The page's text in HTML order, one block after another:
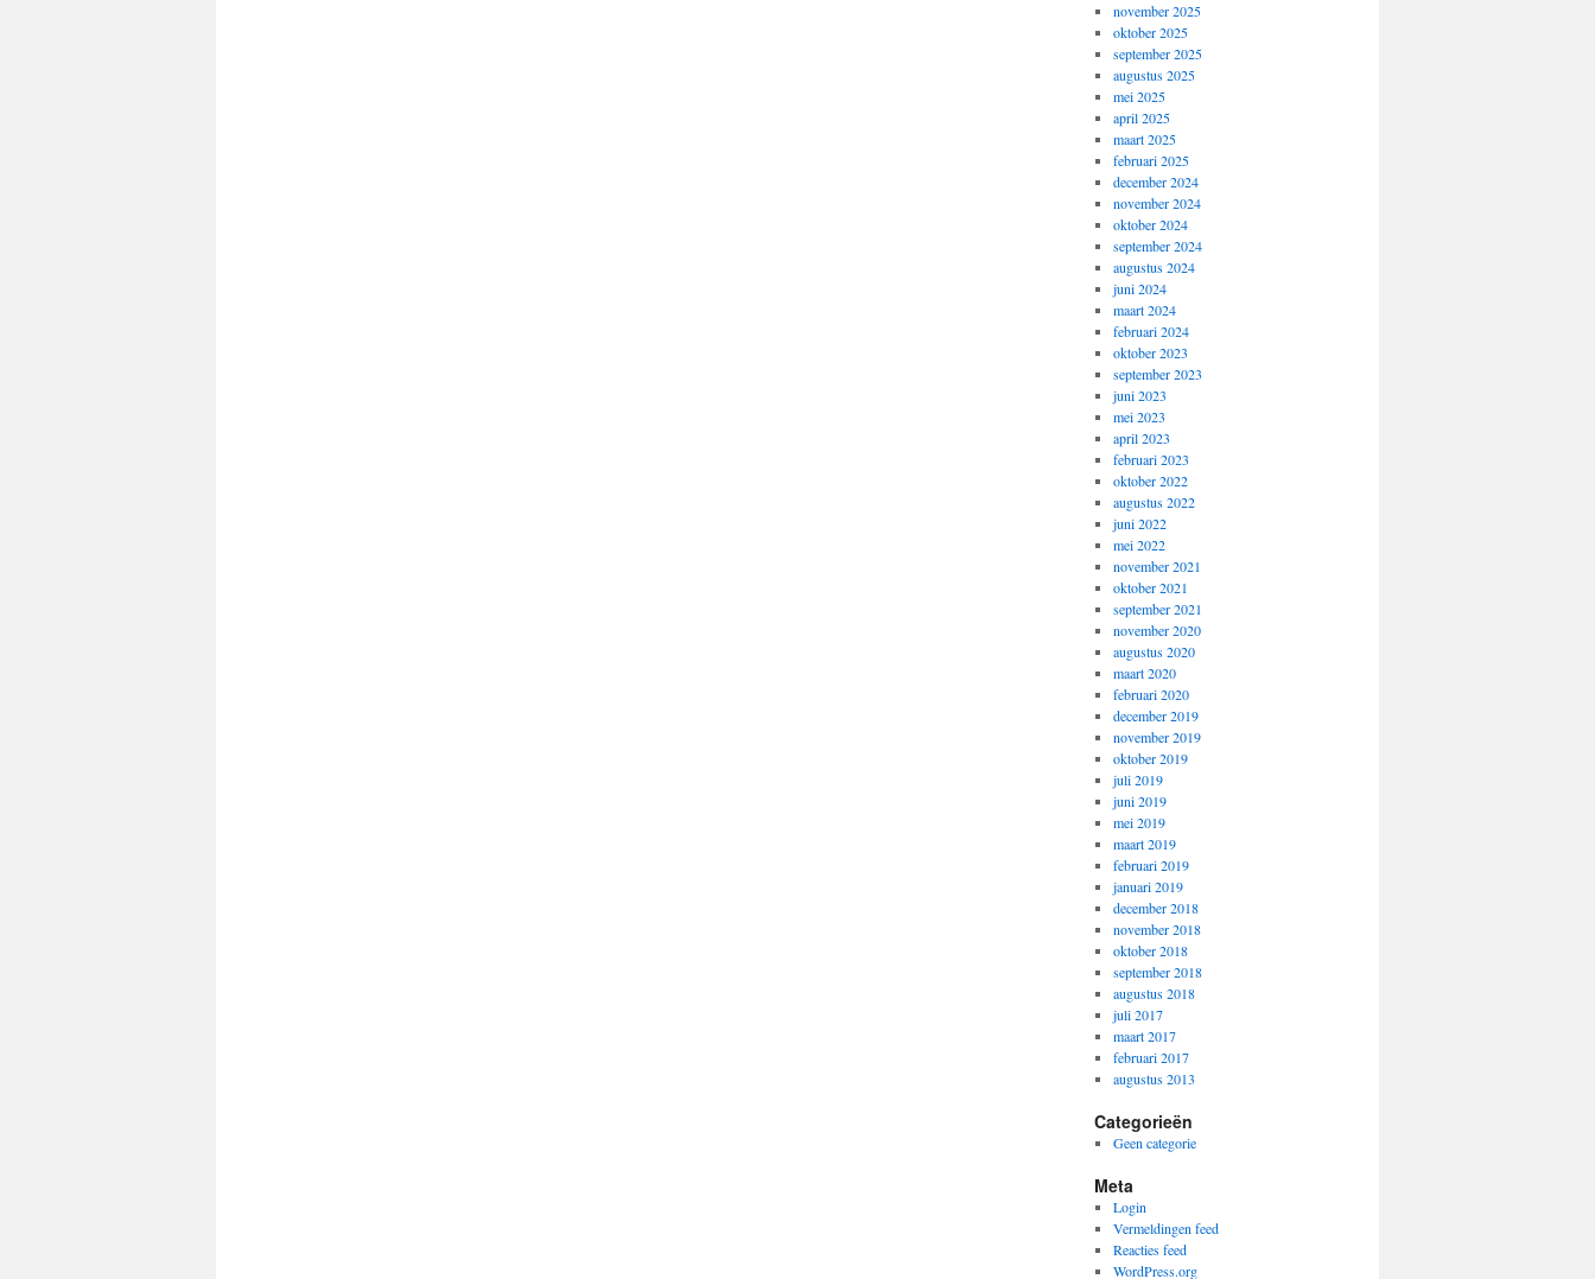
november 2025
oktober 2025
september 2025
augustus 2025
mei 2025
april 2025
maart 2025
februari 2025
december 2024
november 2024
oktober 2024
september 2024
augustus 2024
juni 2024
maart 2024
februari 2024
oktober 2023
september 2023
juni 2023
mei 2023
april 2023
februari 2023
oktober 2022
augustus 2022
juni 2022
mei 2022
november 2021
oktober 2021
september 2021
november 2020
augustus 2020
maart 2020
februari 2020
december 2019
november 2019
oktober 2019
juli 2019
juni 2019
mei 2019
maart 2019
februari 2019
januari 2019
december 2018
november 2018
oktober 2018
september 2018
augustus 2018
juli 2017
maart 2017
februari 2017
augustus 2013
Categorieën
Geen categorie
Meta
Login
Vermeldingen feed
Reacties feed
WordPress.org